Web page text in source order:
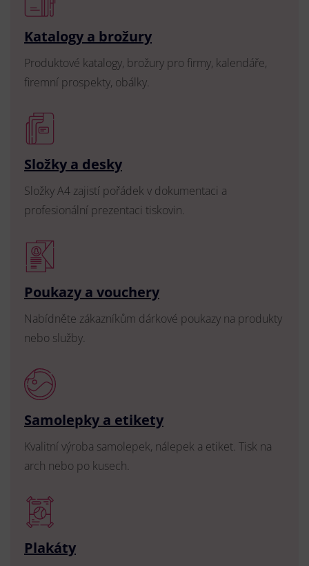
Katalogy a brožury
Produktové katalogy, brožury pro firmy, kalendáře,
firemní prospekty, obálky.
Složky a desky
Složky A4 zajistí pořádek v dokumentaci a
profesionální prezentaci tiskovin.
Poukazy a vouchery
Nabídněte zákazníkům dárkové poukazy na produkty
nebo služby.
Samolepky a etikety
Kvalitní výroba samolepek, nálepek a etiket. Tisk na
arch nebo po kusech.
Plakáty